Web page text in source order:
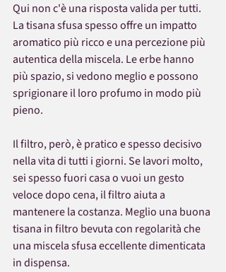
Qui non c'è una risposta valida per tutti.
La tisana sfusa spesso offre un impatto
aromatico più ricco e una percezione più
autentica della miscela. Le erbe hanno
più spazio, si vedono meglio e possono
sprigionare il loro profumo in modo più
pieno.
Il filtro, però, è pratico e spesso decisivo
nella vita di tutti i giorni. Se lavori molto,
sei spesso fuori casa o vuoi un gesto
veloce dopo cena, il filtro aiuta a
mantenere la costanza. Meglio una buona
tisana in filtro bevuta con regolarità che
una miscela sfusa eccellente dimenticata
in dispensa.